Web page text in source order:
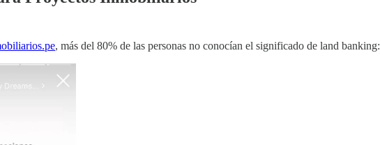
, más del 80% de las personas no conocían el significado de land banking: